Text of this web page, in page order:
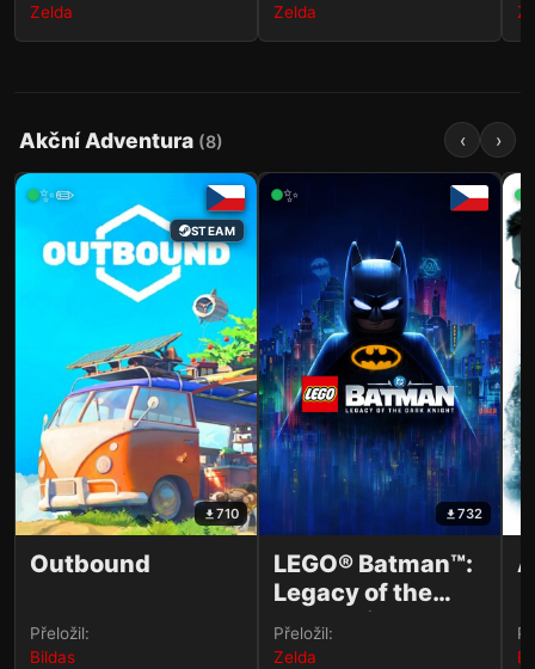
Zelda
Zelda
Akční Adventura (8) ‹ ›
✨✏️
STEAM
710
Outbound
Přeložil:
Bildas
✨
732
LEGO® Batman™:
Legacy of the
Dark Knight
Přeložil:
Zelda